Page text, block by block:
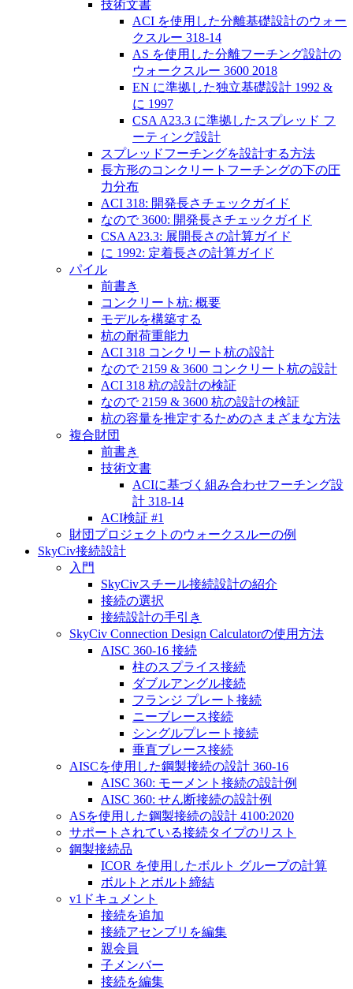
技術文書
ACI を使用した分離基礎設計のウォー
クスルー 318-14
AS を使用した分離フーチング設計の
ウォークスルー 3600 2018
EN に準拠した独立基礎設計 1992 &
に 1997
CSA A23.3 に準拠したスプレッド フ
ーティング設計
スプレッドフーチングを設計する方法
長方形のコンクリートフーチングの下の圧
力分布
ACI 318: 開発長さチェックガイド
なので 3600: 開発長さチェックガイド
CSA A23.3: 展開長さの計算ガイド
に 1992: 定着長さの計算ガイド
パイル
前書き
コンクリート杭: 概要
モデルを構築する
杭の耐荷重能力
ACI 318 コンクリート杭の設計
なので 2159 & 3600 コンクリート杭の設計
ACI 318 杭の設計の検証
なので 2159 & 3600 杭の設計の検証
杭の容量を推定するためのさまざまな方法
複合財団
前書き
技術文書
ACIに基づく組み合わせフーチング設
計 318-14
ACI検証 #1
財団プロジェクトのウォークスルーの例
SkyCiv接続設計
入門
SkyCivスチール接続設計の紹介
接続の選択
接続設計の手引き
SkyCiv Connection Design Calculatorの使用方法
AISC 360-16 接続
柱のスプライス接続
ダブルアングル接続
フランジ プレート接続
ニーブレース接続
シングルプレート接続
垂直ブレース接続
AISCを使用した鋼製接続の設計 360-16
AISC 360: モーメント接続の設計例
AISC 360: せん断接続の設計例
ASを使用した鋼製接続の設計 4100:2020
サポートされている接続タイプのリスト
鋼製接続品
ICOR を使用したボルト グループの計算
ボルトとボルト締結
v1ドキュメント
接続を追加
接続アセンブリを編集
親会員
子メンバー
接続を編集